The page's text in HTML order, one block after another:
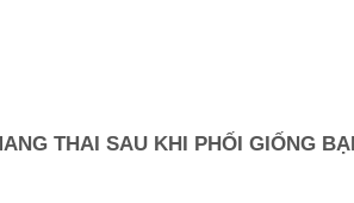
THAI SAU KHI PHỐI GIỐNG